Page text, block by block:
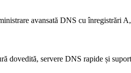
avansată DNS cu
dovedită, servere DNS rapide și